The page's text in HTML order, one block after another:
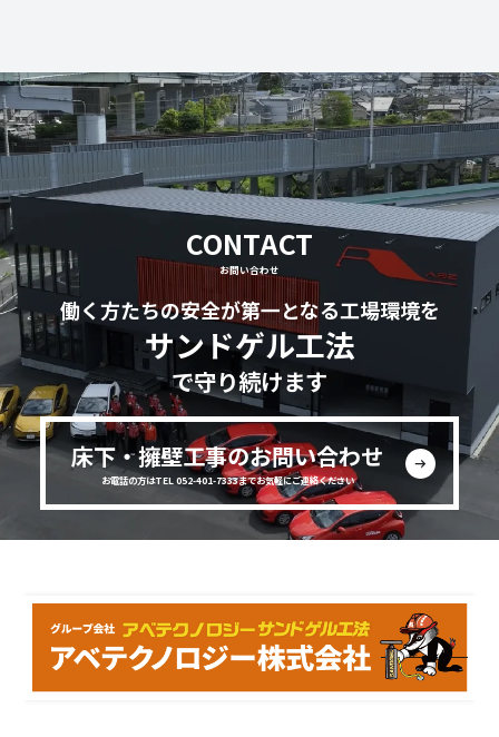
CONTACT
お問い合わせ
働く方たちの安全が第一となる工場環境を
サンドゲル工法
で守り続けます
床下・擁壁工事のお問い合わせ
お電話の方はTEL 052-401-7333までお気軽にご連絡ください